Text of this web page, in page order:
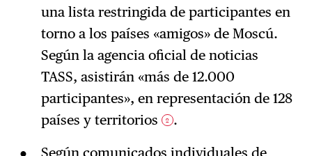
una lista restringida de participantes en
torno a los países «amigos» de Moscú.
Según la agencia oficial de noticias
TASS, asistirán «más de 12.000
participantes», en representación de 128
países y territorios
2 .
Según comunicados individuales de